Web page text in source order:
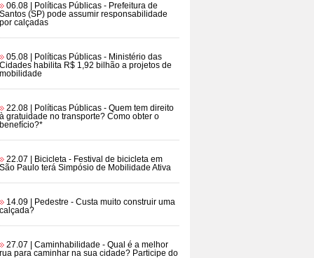
06.08 | Políticas Públicas - Prefeitura de
Santos (SP) pode assumir responsabilidade
por calçadas
05.08 | Políticas Públicas - Ministério das
Cidades habilita R$ 1,92 bilhão a projetos de
mobilidade
22.08 | Políticas Públicas - Quem tem direito
à gratuidade no transporte? Como obter o
benefício?*
22.07 | Bicicleta - Festival de bicicleta em
São Paulo terá Simpósio de Mobilidade Ativa
14.09 | Pedestre - Custa muito construir uma
calçada?
27.07 | Caminhabilidade - Qual é a melhor
rua para caminhar na sua cidade? Participe do